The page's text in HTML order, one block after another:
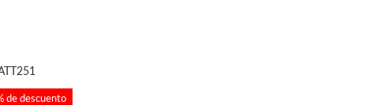
de descuento